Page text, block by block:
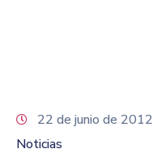
22 de junio de 2012
Noticias